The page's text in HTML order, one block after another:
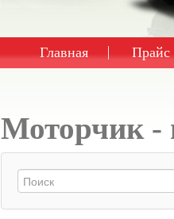
Главная Прайс
Моторчик -